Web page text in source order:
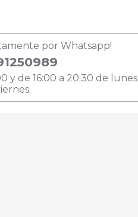
por Whatsapp!
y de 16:00 a 20:30 de lunes